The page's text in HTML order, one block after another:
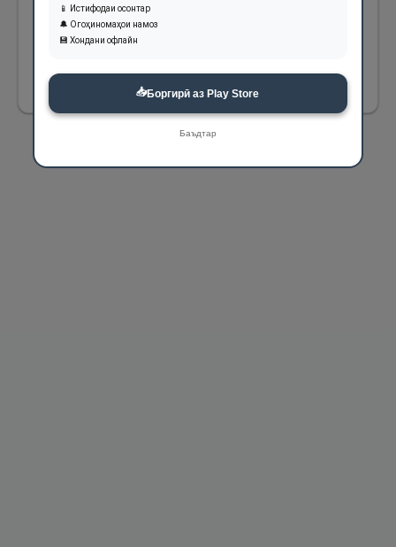
пешомадҳо бар ман ҳадяи рӯза ва садақа
лозим нагардид.
📱 Истифодаи осонтар
🔔 Огоҳиномаҳои намоз
💾 Хондани офлайн
📥Боргирӣ аз Play Store
Баъдтар